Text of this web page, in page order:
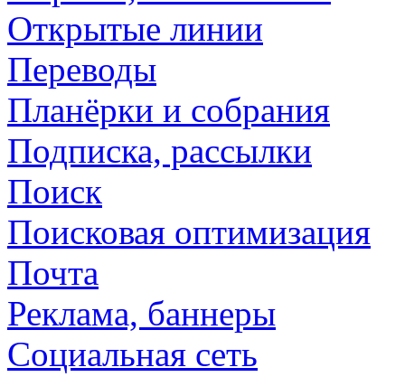
Открытые линии
Переводы
Планёрки и собрания
Подписка, рассылки
Поиск
Поисковая оптимизация
Почта
Реклама, баннеры
Социальная сеть